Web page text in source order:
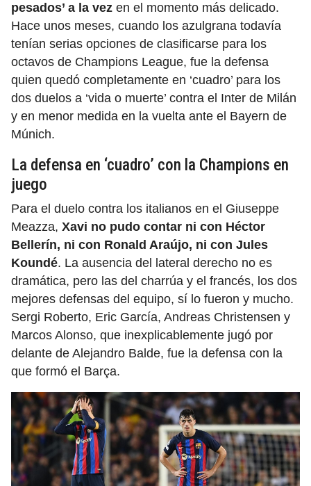
pesados’ a la vez en el momento más delicado.
Hace unos meses, cuando los azulgrana todavía
tenían serias opciones de clasificarse para los
octavos de Champions League, fue la defensa
quien quedó completamente en ‘cuadro’ para los
dos duelos a ‘vida o muerte’ contra el Inter de Milán
y en menor medida en la vuelta ante el Bayern de
Múnich.
La defensa en ‘cuadro’ con la Champions en
juego
Para el duelo contra los italianos en el Giuseppe
Meazza, Xavi no pudo contar ni con Héctor
Bellerín, ni con Ronald Araújo, ni con Jules
Koundé. La ausencia del lateral derecho no es
dramática, pero las del charrúa y el francés, los dos
mejores defensas del equipo, sí lo fueron y mucho.
Sergi Roberto, Eric García, Andreas Christensen y
Marcos Alonso, que inexplicablemente jugó por
delante de Alejandro Balde, fue la defensa con la
que formó el Barça.